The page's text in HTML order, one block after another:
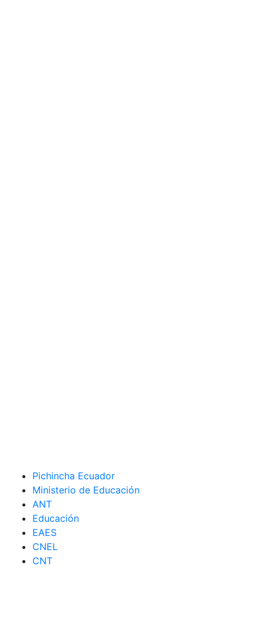
Pichincha Ecuador
Ministerio de Educación
ANT
Educación
EAES
CNEL
CNT